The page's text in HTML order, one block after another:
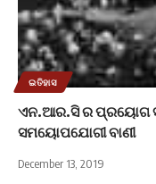
ଇତିହାସ
ଏନ.ଆର.ସି ର ପ୍ରୟୋଗ
ସମୟୋପଯୋଗୀ ବାଣୀ
December 13, 2019